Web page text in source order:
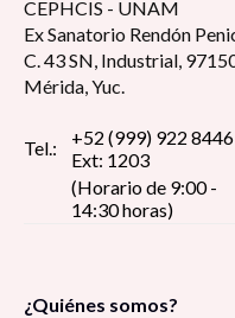
CEPHCIS - UNAM
Ex Sanatorio Rendón
C. 43 SN, Industrial,
Mérida, Yuc.
Tel.:
+52 (999) 922
Ext: 1203
(Horario de 9:00 -
14:30 horas)
¿Quiénes somos?